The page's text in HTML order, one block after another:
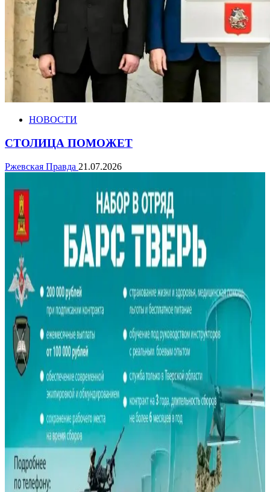
НОВОСТИ
СТОЛИЦА ПОМОЖЕТ
Ржевская Правда 21.07.2026